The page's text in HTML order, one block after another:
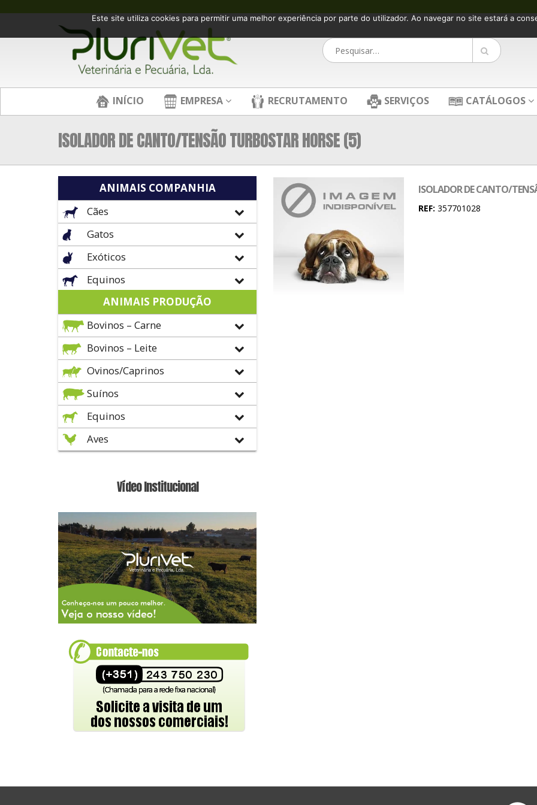
INÍCIO EMPRESA RECRUTAMENTO SERVIÇOS CATÁLOGOS
ISOLADOR DE CANTO/TENSÃO TURBOSTAR HORSE (5)
ISOLADOR DE CANTO/
REF: 357701028
ANIMAIS COMPANHIA
Cães
Gatos
Exóticos
Equinos
ANIMAIS PRODUÇÃO
Bovinos – Carne
Bovinos – Leite
Ovinos/Caprinos
Suínos
Equinos
Aves
Vídeo Institucional
Este site utiliza cookies para permitir uma melhor experiência por parte do utilizador. Ao navegar no site estará a